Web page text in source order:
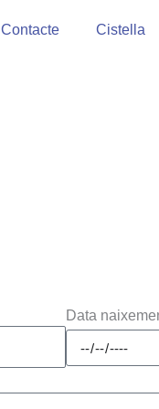
Contacte Cistella
Data